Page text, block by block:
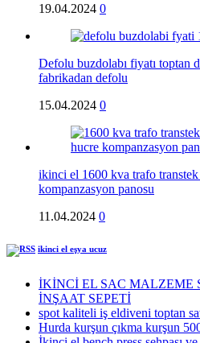
19.04.2024 0
Defolu buzdolabı fiyatı toptan
fabrikadan defolu
15.04.2024 0
ikinci el 1600 kva trafo
kompanzasyon panosu
11.04.2024 0
ikinci el eşya ucuz
İKİNCİ EL SAC MALZEME
İNŞAAT SEPETİ
spot kaliteli iş eldiveni toptan
Hurda kurşun çıkma kurşun